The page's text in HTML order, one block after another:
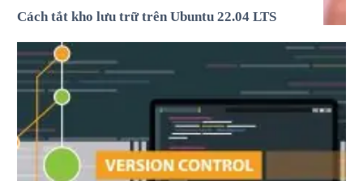
Cách tắt kho lưu trữ trên Ubuntu 22.04 LTS